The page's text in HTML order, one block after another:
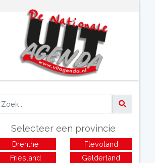
Selecteer een provincie
Drenthe
Flevoland
Friesland
Gelderland